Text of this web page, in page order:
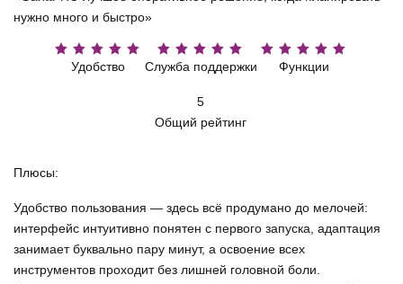
нужно много и быстро»
Удобство Служба поддержки Функции
5
Общий рейтинг
Плюсы:
Удобство пользования — здесь всё продумано до мелочей:
интерфейс интуитивно понятен с первого запуска, адаптация
занимает буквально пару минут, а освоение всех
инструментов проходит без лишней головной боли.